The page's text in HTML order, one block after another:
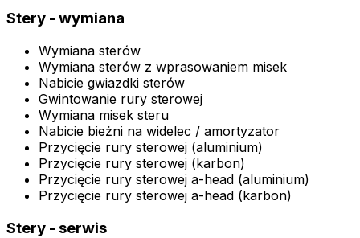
Stery - wymiana
Wymiana sterów
Wymiana sterów z wprasowaniem misek
Nabicie gwiazdki sterów
Gwintowanie rury sterowej
Wymiana misek steru
Nabicie bieżni na widelec / amortyzator
Przycięcie rury sterowej (aluminium)
Przycięcie rury sterowej (karbon)
Przycięcie rury sterowej a-head (aluminium)
Przycięcie rury sterowej a-head (karbon)
Stery - serwis